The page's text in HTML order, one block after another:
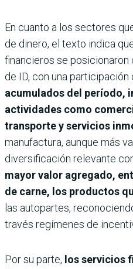
En cuanto a los sectores
de dinero, el texto indica
financieros se
de ID, con una participación
acumulados del período,
actividades como
transporte y servicios
manufactura, aunque más
diversificación relevante
mayor valor agregado,
de carne, los productos
las autopartes,
través regímenes de
Por su parte, los servicios